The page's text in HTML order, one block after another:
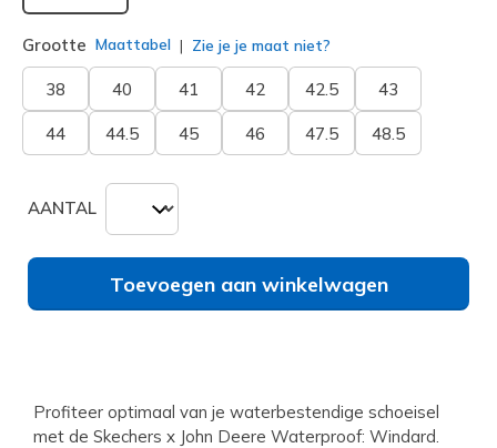
Grootte Maattabel Zie je je maat niet?
38 40 41 42 42.5 43
44 44.5 45 46 47.5 48.5
AANTAL
Toevoegen aan winkelwagen
Profiteer optimaal van je waterbestendige schoeisel
met de Skechers x John Deere Waterproof: Windard.